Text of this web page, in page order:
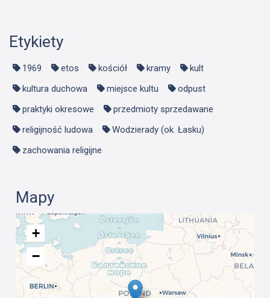
Etykiety
1969 etos kościół kramy
kult
kultura duchowa
miejsce kultu
odpust
praktyki okresowe
przedmioty sprzedawane
religijność ludowa
Wodzierady (ok. Łasku)
zachowania religijne
Mapy
+
−